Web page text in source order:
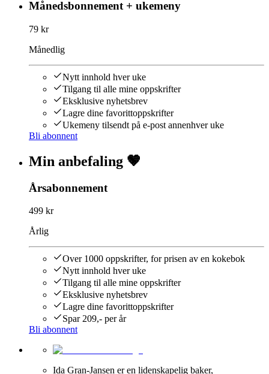
Månedsbonnement + ukemeny
79 kr
Månedlig
Nytt innhold hver uke
Tilgang til alle mine oppskrifter
Eksklusive nyhetsbrev
Lagre dine favorittoppskrifter
Ukemeny tilsendt på e-post annenhver uke
Bli abonnent
Min anbefaling 🤎
Årsabonnement
499 kr
Årlig
Over 1000 oppskrifter, for prisen av en kokebok
Nytt innhold hver uke
Tilgang til alle mine oppskrifter
Eksklusive nyhetsbrev
Lagre dine favorittoppskrifter
Spar 209,- per år
Bli abonnent
Ida Gran-Jansen er en lidenskapelig baker,